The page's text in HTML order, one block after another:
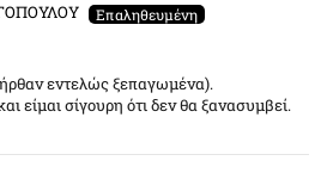
εντελώς ξεπαγωμένα).
είμαι σίγουρη ότι δεν θα ξανασυμβεί.